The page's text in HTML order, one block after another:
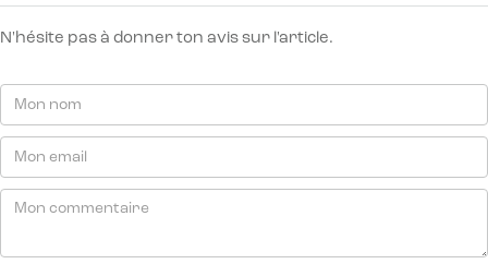
N'hésite pas à donner ton avis sur l'article.